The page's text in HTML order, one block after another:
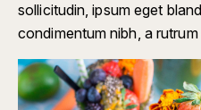
sollicitudin, ipsum eget
condimentum nibh, a